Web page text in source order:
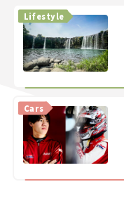
Lifestyle
Cars